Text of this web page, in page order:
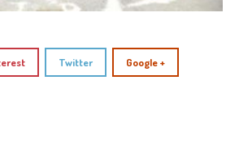
Twitter Google +